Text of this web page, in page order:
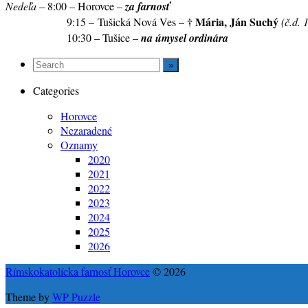
Nedeľa– 8:00 – Horovce –za farnosť
9:15 – Tušická Nová Ves –†Mária, Ján Suchý(č.d.
10:30 – Tušice –na úmysel ordinára
Categories
Horovce
Nezaradené
Oznamy
2020
2021
2022
2023
2024
2025
2026
Rímskokatolícka farnosť Horovce© 2026
Theme byWP Puzzle